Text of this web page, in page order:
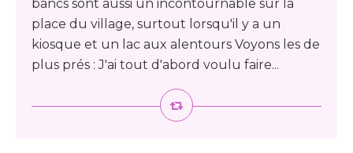
bancs sont aussi un incontournable sur la
place du village, surtout lorsqu'il y a un
kiosque et un lac aux alentours Voyons les de
plus prés : J'ai tout d'abord voulu faire...